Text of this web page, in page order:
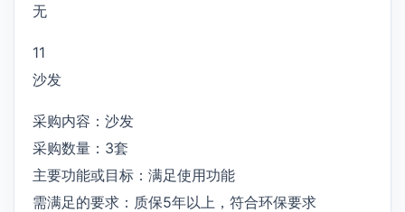
无
11
沙发
采购内容：沙发
采购数量：3套
主要功能或目标：满足使用功能
需满足的要求：质保5年以上，符合环保要求